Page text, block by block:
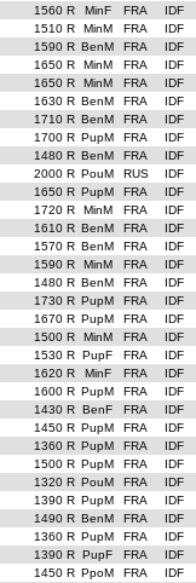
1560 R MinF FRA
IDF
1510 R MinM FRA
IDF
1590 R BenM FRA
IDF
1650 R MinM FRA
IDF
1650 R MinM FRA
IDF
1630 R BenM FRA
IDF
1710 R BenM FRA
IDF
1700 R PupM FRA
IDF
1480 R BenM FRA
IDF
2000 R PouM RUS
IDF
1650 R PupM FRA
IDF
1720 R MinM FRA
IDF
1610 R BenM FRA
IDF
1570 R BenM FRA
IDF
1590 R MinM FRA
IDF
1480 R BenM FRA
IDF
1730 R PupM FRA
IDF
1670 R PupM FRA
IDF
1500 R MinM FRA
IDF
1530 R PupF FRA
IDF
1620 R MinF FRA
IDF
1600 R PupM FRA
IDF
1430 R BenF FRA
IDF
1450 R PupM FRA
IDF
1360 R PupM FRA
IDF
1500 R PupM FRA
IDF
1320 R PouM FRA
IDF
1390 R PupM FRA
IDF
1490 R BenM FRA
IDF
1360 R PupM FRA
IDF
1390 R PupF FRA
IDF
1450 R PpoM FRA
IDF